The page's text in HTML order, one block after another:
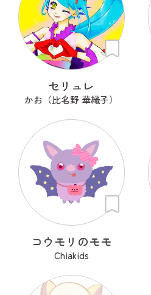
セリュレ
かお（比名野 華織子）
コウモリのモモ
Chiakids